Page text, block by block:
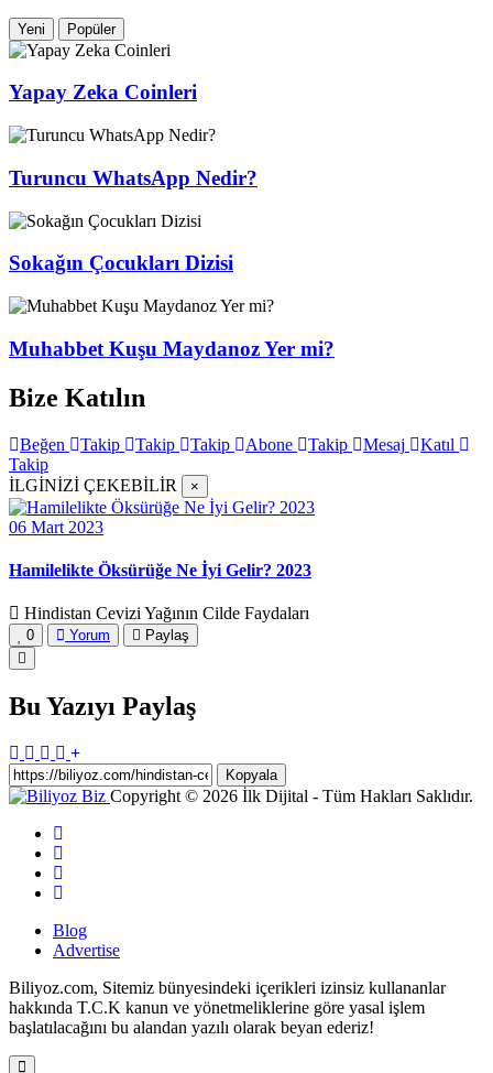
Yeni Popüler
Yapay Zeka Coinleri
Turuncu WhatsApp Nedir?
Sokağın Çocukları Dizisi
Muhabbet Kuşu Maydanoz Yer mi?
Bize Katılın
Beğen Takip Takip Takip Abone Takip Mesaj
Katıl
Takip
İLGİNİZİ ÇEKEBİLİR
×
06 Mart 2023
Hamilelikte Öksürüğe Ne İyi Gelir? 2023
Hindistan Cevizi Yağının Cilde Faydaları
0 Yorum Paylaş
Bu Yazıyı Paylaş
Kopyala
Copyright © 2026 İlk Dijital - Tüm Hakları Saklıdır.
Blog
Advertise
Biliyoz.com, Sitemiz bünyesindeki içerikleri izinsiz kullananlar
hakkında T.C.K kanun ve yönetmeliklerine göre yasal işlem
başlatılacağını bu alandan yazılı olarak beyan ederiz!